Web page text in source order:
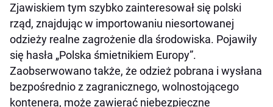
Zjawiskiem tym szybko zainteresował się polski
rząd, znajdując w importowaniu niesortowanej
odzieży realne zagrożenie dla środowiska. Pojawiły
się hasła „Polska śmietnikiem Europy”.
Zaobserwowano także, że odzież pobrana i wysłana
bezpośrednio z zagranicznego, wolnostojącego
kontenera, może zawierać niebezpieczne